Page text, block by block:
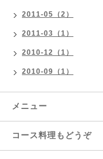
2011-05（2）
2011-03（1）
2010-12（1）
2010-09（1）
メニュー
コース料理もどうぞ